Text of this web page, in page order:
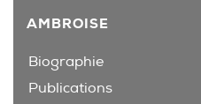
AMBROISE
Biographie
Publications